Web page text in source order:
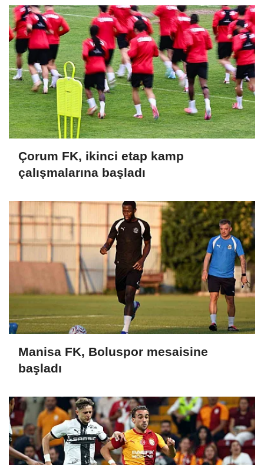
Çorum FK, ikinci etap kamp
çalışmalarına başladı
Manisa FK, Boluspor mesaisine
başladı